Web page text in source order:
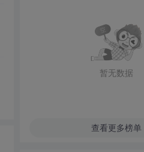
暂无数据
查看更多榜单